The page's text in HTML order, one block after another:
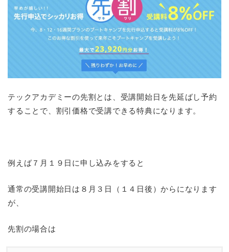
テックアカデミーの先割とは、受講開始日を先延ばし予約
することで、割引価格で受講できる特典になります。
例えば７月１９日に申し込みをすると
通常の受講開始日は８月３日（１４日後）からになります
が、
先割の場合は